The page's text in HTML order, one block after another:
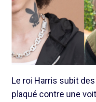
Le roi Harris subit
plaqué contre une